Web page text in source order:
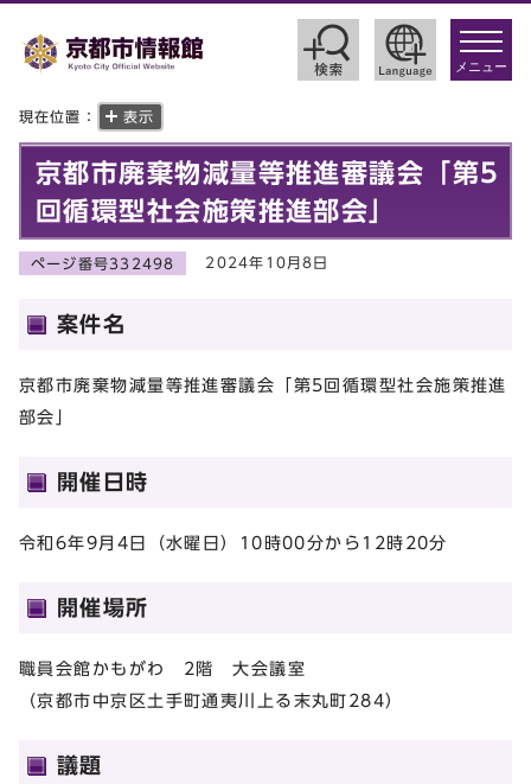
toggle
メニュー
現在位置： 表示
京都市廃棄物減量等推進審議会「第5
回循環型社会施策推進部会」
ページ番号332498 2024年10月8日
案件名
京都市廃棄物減量等推進審議会「第5回循環型社会施策推進
部会」
開催日時
令和6年9月4日（水曜日）10時00分から12時20分
開催場所
職員会館かもがわ 2階 大会議室
（京都市中京区土手町通夷川上る末丸町284）
議題